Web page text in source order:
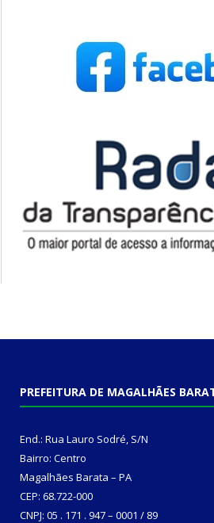
PREFEITURA DE MAGALHÃES
End.: Rua Lauro Sodré, S/N
Bairro: Centro
Magalhães Barata – PA
CEP: 68.722-000
CNPJ: 05 . 171 . 947 – 0001 / 89